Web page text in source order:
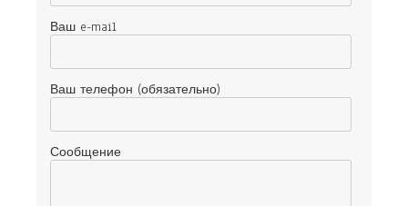
Ваш e-mail
Ваш телефон (обязательно)
Сообщение